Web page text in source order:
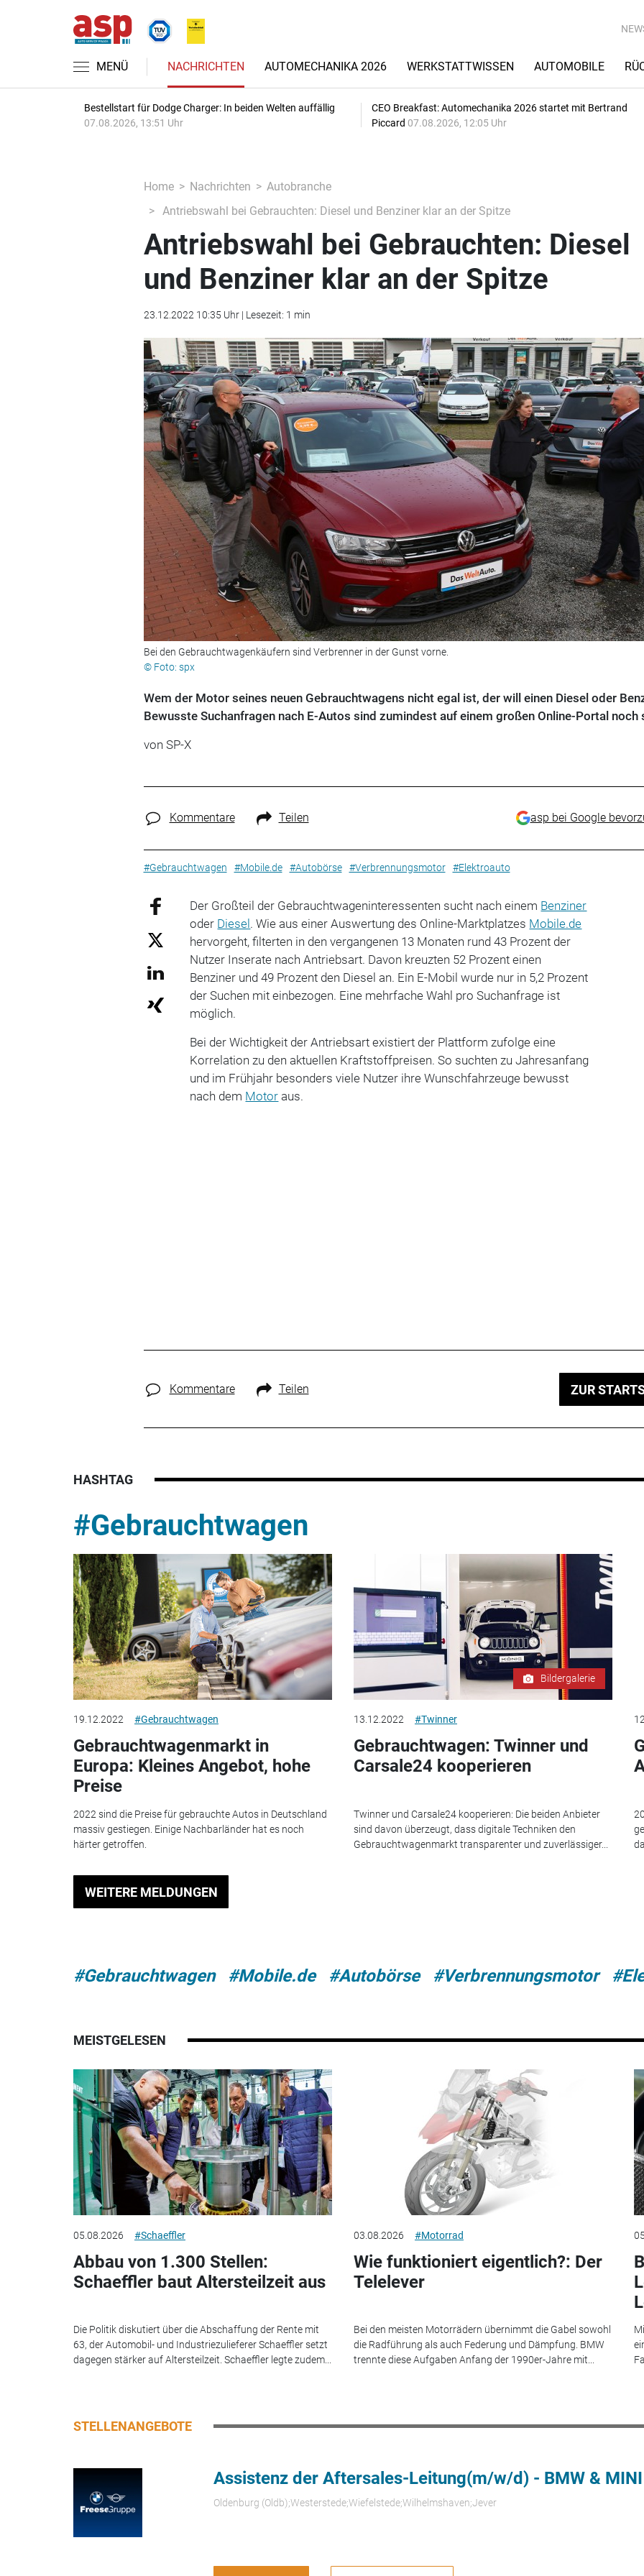
MENÜ NACHRICHTEN AUTOMECHANIKA 2026 WERKSTATTWISSEN AUTOMOBILE
Bestellstart für Dodge Charger: In beiden Welten auffällig
07.08.2026, 13:51 Uhr
CEO Breakfast: Automechanika 2026 startet mit Bertrand
Piccard 07.08.2026, 12:05 Uhr
Home Nachrichten
Autobranche
Antriebswahl bei Gebrauchten: Diesel und Benziner klar an der Spitze
Antriebswahl bei Gebrauchten: Diesel
und Benziner klar an der Spitze
23.12.2022 10:35 Uhr | Lesezeit: 1 min
Bei den Gebrauchtwagenkäufern sind Verbrenner in der Gunst vorne.
© Foto: spx
Wem der Motor seines neuen Gebrauchtwagens nicht egal ist, der will einen Diesel oder
Bewusste Suchanfragen nach E-Autos sind zumindest auf einem großen Online-Portal noch
von SP-X
Kommentare Teilen asp bei Google
#Gebrauchtwagen #Mobile.de #Autobörse #Verbrennungsmotor #Elektroauto
Der Großteil der Gebrauchtwageninteressenten sucht nach einem Benziner
oder Diesel. Wie aus einer Auswertung des Online-Marktplatzes Mobile.de
hervorgeht, filterten in den vergangenen 13 Monaten rund 43 Prozent der
Nutzer Inserate nach Antriebsart. Davon kreuzten 52 Prozent einen
Benziner und 49 Prozent den Diesel an. Ein E-Mobil wurde nur in 5,2 Prozent
der Suchen mit einbezogen. Eine mehrfache Wahl pro Suchanfrage ist
möglich.
Bei der Wichtigkeit der Antriebsart existiert der Plattform zufolge eine
Korrelation zu den aktuellen Kraftstoffpreisen. So suchten zu Jahresanfang
und im Frühjahr besonders viele Nutzer ihre Wunschfahrzeuge bewusst
nach dem Motor aus.
Kommentare Teilen ZUR
HASHTAG
#Gebrauchtwagen
19.12.2022 #Gebrauchtwagen
Gebrauchtwagenmarkt in
Europa: Kleines Angebot, hohe
Preise
2022 sind die Preise für gebrauchte Autos in Deutschland
massiv gestiegen. Einige Nachbarländer hat es noch
härter getroffen.
Bildergalerie
13.12.2022 #Twinner
Gebrauchtwagen: Twinner und
Carsale24 kooperieren
Twinner und Carsale24 kooperieren: Die beiden Anbieter
sind davon überzeugt, dass digitale Techniken den
Gebrauchtwagenmarkt transparenter und zuverlässiger...
WEITERE MELDUNGEN
#Gebrauchtwagen #Mobile.de #Autobörse #Verbrennungsmotor
MEISTGELESEN
05.08.2026 #Schaeffler
Abbau von 1.300 Stellen:
Schaeffler baut Altersteilzeit aus
Die Politik diskutiert über die Abschaffung der Rente mit
63, der Automobil- und Industriezulieferer Schaeffler setzt
dagegen stärker auf Altersteilzeit. Schaeffler legte zudem...
03.08.2026 #Motorrad
Wie funktioniert eigentlich?: Der
Telelever
Bei den meisten Motorrädern übernimmt die Gabel sowohl
die Radführung als auch Federung und Dämpfung. BMW
trennte diese Aufgaben Anfang der 1990er-Jahre mit...
STELLENANGEBOTE
Assistenz der Aftersales-Leitung(m/w/d) - BMW & MINI
Oldenburg (Oldb);Westerstede;Wiefelstede;Wilhelmshaven;Jever